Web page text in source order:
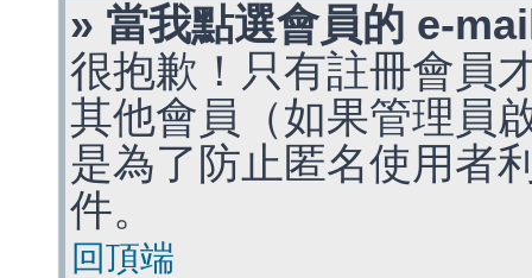
» 當我點選會員的 e-
很抱歉！只有註冊會員
其他會員（如果管理員
是為了防止匿名使用者
件。
回頂端